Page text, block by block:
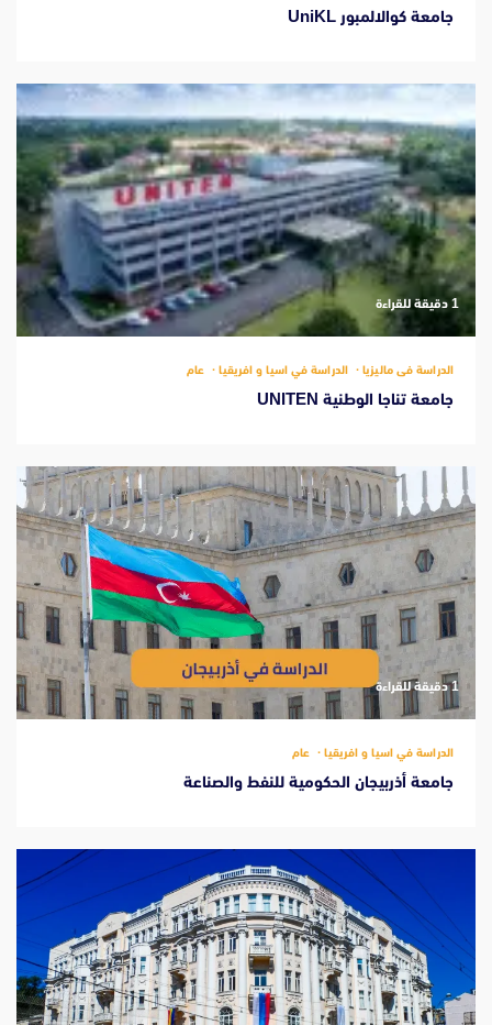
جامعة كوالالمبور UniKL
‫1 دقيقة للقراءة
الدراسة فى ماليزيا الدراسة في اسيا و افريقيا عام
جامعة تناجا الوطنية UNITEN
‫1 دقيقة للقراءة
الدراسة في اسيا و افريقيا عام
جامعة أذربيجان الحكومية للنفط والصناعة